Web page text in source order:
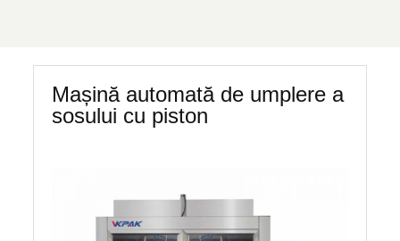
Mașină automată de umplere a
sosului cu piston